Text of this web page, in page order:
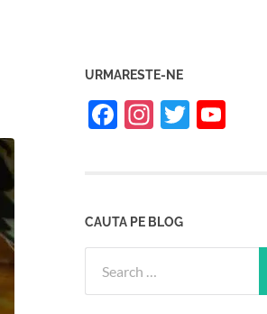
URMARESTE-NE
Facebook
Instagram
Twitter
CAUTA PE BLOG
for: